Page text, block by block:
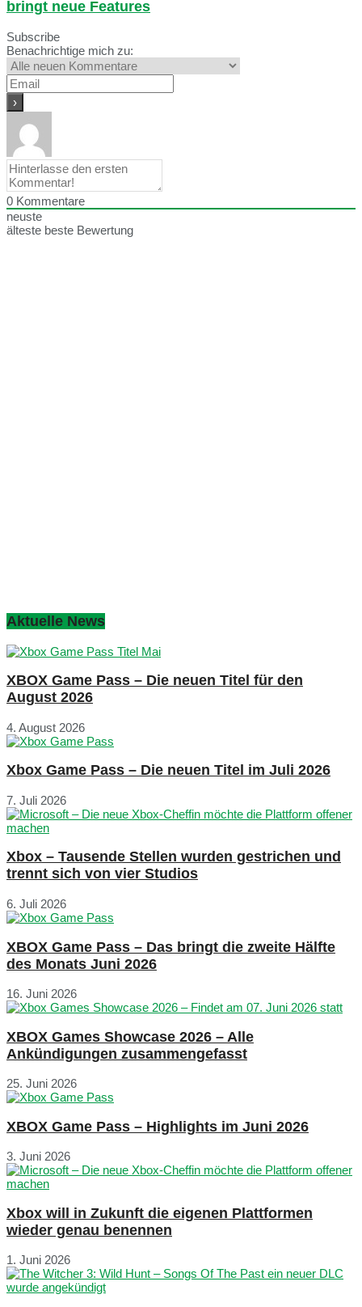
bringt neue Features
Subscribe
Benachrichtige mich zu:
0 Kommentare
neuste
älteste beste Bewertung
Aktuelle News
XBOX Game Pass – Die neuen Titel für den
August 2026
4. August 2026
Xbox Game Pass – Die neuen Titel im Juli 2026
7. Juli 2026
Xbox – Tausende Stellen wurden gestrichen und
trennt sich von vier Studios
6. Juli 2026
XBOX Game Pass – Das bringt die zweite Hälfte
des Monats Juni 2026
16. Juni 2026
XBOX Games Showcase 2026 – Alle
Ankündigungen zusammengefasst
25. Juni 2026
XBOX Game Pass – Highlights im Juni 2026
3. Juni 2026
Xbox will in Zukunft die eigenen Plattformen
wieder genau benennen
1. Juni 2026